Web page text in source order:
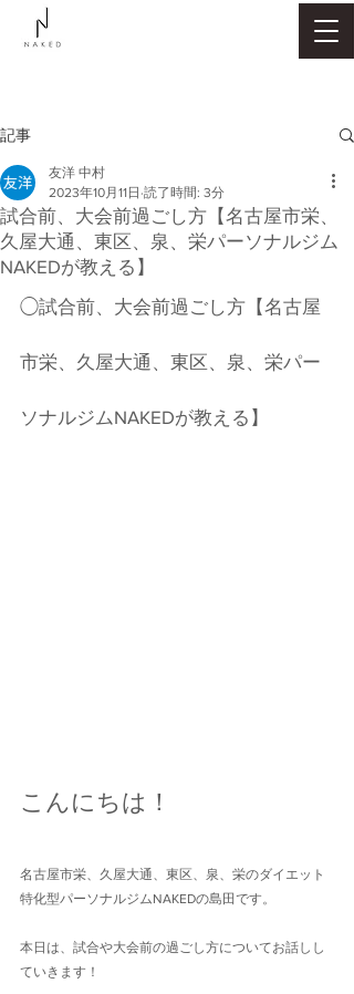
記事
試合前、大会前過ごし方【名古屋市栄、
久屋大通、東区、泉、栄パーソナルジム
NAKEDが教える】
友洋 中村
2023年10月11日 読了時間: 3分
◯試合前、大会前過ごし方【名古屋
市栄、久屋大通、東区、泉、栄パー
ソナルジムNAKEDが教える】
こんにちは！
名古屋市栄、久屋大通、東区、泉、栄のダイエット
特化型パーソナルジムNAKEDの島田です。
本日は、試合や大会前の過ごし方についてお話しし
ていきます！